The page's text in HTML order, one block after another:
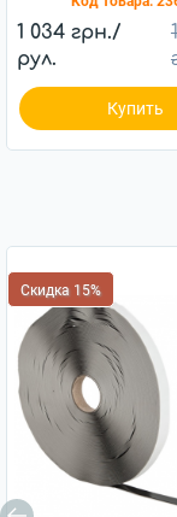
1 034 грн./
рул.
Купить
Скидка 15%